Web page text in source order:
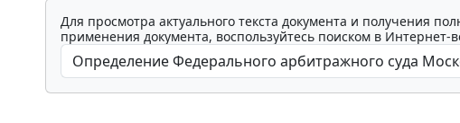
Для просмотра актуального текста документа и получения
применения документа, воспользуйтесь поиском в Интернет-